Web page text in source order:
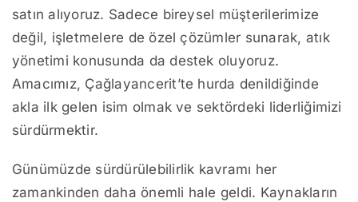
satın alıyoruz. Sadece bireysel müşterilerimize
değil, işletmelere de özel çözümler sunarak, atık
yönetimi konusunda da destek oluyoruz.
Amacımız, Çağlayancerit’te hurda denildiğinde
akla ilk gelen isim olmak ve sektördeki liderliğimizi
sürdürmektir.
Günümüzde sürdürülebilirlik kavramı her
zamankinden daha önemli hale geldi. Kaynakların